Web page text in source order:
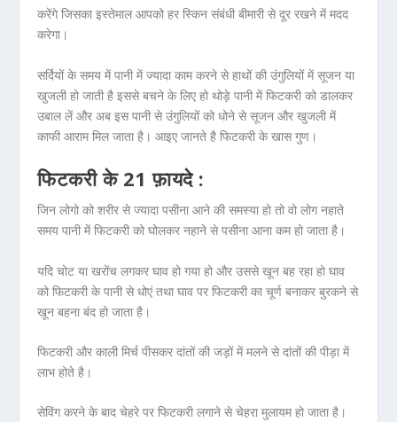
करेंगे जिसका इस्तेमाल आपको हर स्किन संबंधी बीमारी से दूर रखने में मदद
करेगा।
सर्दियों के समय में पानी में ज्यादा काम करने से हाथों की उंगुलियों में सूजन या
खुजली हो जाती है इससे बचने के लिए हो थोड़े पानी में फिटकरी को डालकर
उबाल लें और अब इस पानी से उंगुलियों को धोने से सूजन और खुजली में
काफी आराम मिल जाता है। आइए जानते है फिटकरी के खास गुण।
फिटकरी के 21 फ़ायदे :
जिन लोगो को शरीर से ज्यादा पसीना आने की समस्या हो तो वो लोग नहाते
समय पानी में फिटकरी को घोलकर नहाने से पसीना आना कम हो जाता है।
यदि चोट या खरोंच लगकर घाव हो गया हो और उससे खून बह रहा हो घाव
को फिटकरी के पानी से धोएं तथा घाव पर फिटकरी का चूर्ण बनाकर बुरकने से
खून बहना बंद हो जाता है।
फिटकरी और काली मिर्च पीसकर दांतों की जड़ों में मलने से दांतों की पीड़ा में
लाभ होते है।
सेविंग करने के बाद चेहरे पर फिटकरी लगाने से चेहरा मुलायम हो जाता है।